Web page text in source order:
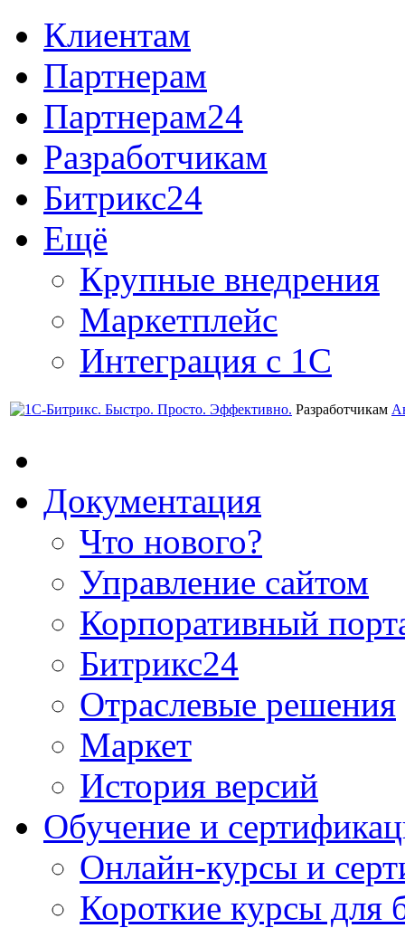
Клиентам
Партнерам
Партнерам24
Разработчикам
Битрикс24
Ещё
Крупные внедрения
Маркетплейс
Интеграция с 1С
Разработчикам
Документация
Что нового?
Управление сайтом
Корпоративный
Битрикс24
Отраслевые решения
Маркет
История версий
Обучение и
Онлайн-курсы и
Короткие курсы для